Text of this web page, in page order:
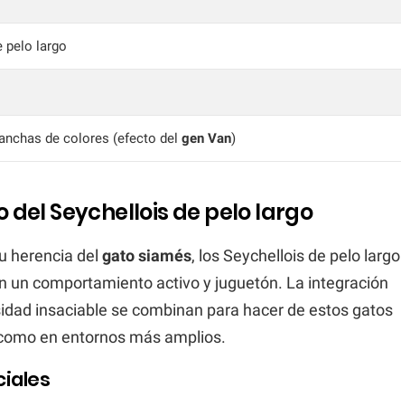
pelo largo
de colores (efecto del gen Van)
Seychellois de pelo largo
herencia del gato siamés, los Seychellois de pelo largo
un comportamiento activo y juguetón. La integración
insaciable se combinan para hacer de estos gatos
en entornos más amplios.